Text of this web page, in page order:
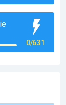
0/631